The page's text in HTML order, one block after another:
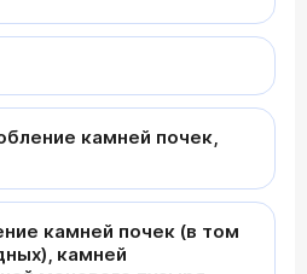
камней почек,
камней почек (в том
камней